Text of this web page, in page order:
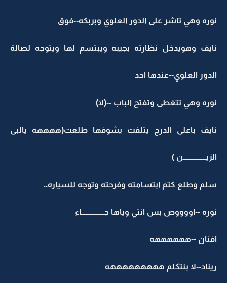
نوره وهي تاشر على الدور العلوي وبربكه--فوق
نايف وهويدخل نظارته بجيبه ويبتسم لها ويتوجه لصالة
الدور العلوي--عندها احد
نوره وهي تتغطى وتفتح الباب --(لا)
نايف باعلى الدرج يتلفت يشوفها طلعت(ههههه يالبى
الزيـــــــــــــــن )
سلم وطلع كتم ابتسامته وفرحته وتوجه للسياره..
نوره --اووووص بس انتي وياها جـــــــــــــــاء
افنان --ههههههه
ريناد--لا بنتكلم هههههههههه